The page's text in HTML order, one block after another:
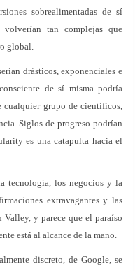
sobrealimentadas de sí
tan complejas que
global.
drásticos, exponenciales e
de sí misma podría
cualquier grupo de científicos,
Siglos de progreso podrían
es una catapulta hacia el
tecnología, los negocios y la
extravagantes y las
y parece que el paraíso
está al alcance de la mano.
discreto, de Google, se